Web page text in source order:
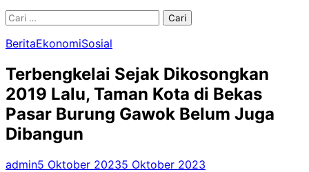
Cari
BeritaEkonomiSosial
Terbengkelai Sejak Dikosongkan
2019 Lalu, Taman Kota di Bekas
Pasar Burung Gawok Belum Juga
Dibangun
admin5 Oktober 20235 Oktober 2023